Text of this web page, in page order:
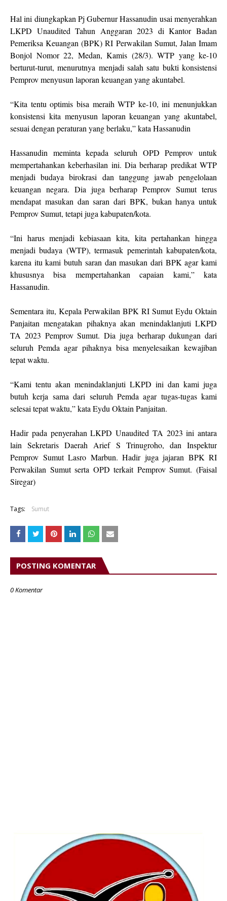
Hal ini diungkapkan Pj Gubernur Hassanudin usai menyerahkan
LKPD Unaudited Tahun Anggaran 2023 di Kantor Badan
Pemeriksa Keuangan (BPK) RI Perwakilan Sumut, Jalan Imam
Bonjol Nomor 22, Medan, Kamis (28/3). WTP yang ke-10
berturut-turut, menurutnya menjadi salah satu bukti konsistensi
Pemprov menyusun laporan keuangan yang akuntabel.
“Kita tentu optimis bisa meraih WTP ke-10, ini menunjukkan
konsistensi kita menyusun laporan keuangan yang akuntabel,
sesuai dengan peraturan yang berlaku,” kata Hassanudin
Hassanudin meminta kepada seluruh OPD Pemprov untuk
mempertahankan keberhasilan ini. Dia berharap predikat WTP
menjadi budaya birokrasi dan tanggung jawab pengelolaan
keuangan negara. Dia juga berharap Pemprov Sumut terus
mendapat masukan dan saran dari BPK, bukan hanya untuk
Pemprov Sumut, tetapi juga kabupaten/kota.
“Ini harus menjadi kebiasaan kita, kita pertahankan hingga
menjadi budaya (WTP), termasuk pemerintah kabupaten/kota,
karena itu kami butuh saran dan masukan dari BPK agar kami
khususnya bisa mempertahankan capaian kami,” kata
Hassanudin.
Sementara itu, Kepala Perwakilan BPK RI Sumut Eydu Oktain
Panjaitan mengatakan pihaknya akan menindaklanjuti LKPD
TA 2023 Pemprov Sumut. Dia juga berharap dukungan dari
seluruh Pemda agar pihaknya bisa menyelesaikan kewajiban
tepat waktu.
“Kami tentu akan menindaklanjuti LKPD ini dan kami juga
butuh kerja sama dari seluruh Pemda agar tugas-tugas kami
selesai tepat waktu,” kata Eydu Oktain Panjaitan.
Hadir pada penyerahan LKPD Unaudited TA 2023 ini antara
lain Sekretaris Daerah Arief S Trinugroho, dan Inspektur
Pemprov Sumut Lasro Marbun. Hadir juga jajaran BPK RI
Perwakilan Sumut serta OPD terkait Pemprov Sumut. (Faisal
Siregar)
Tags: Sumut
POSTING KOMENTAR
0 Komentar